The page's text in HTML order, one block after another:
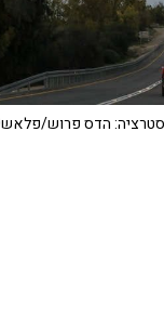
הדס פרוש/פלאש90